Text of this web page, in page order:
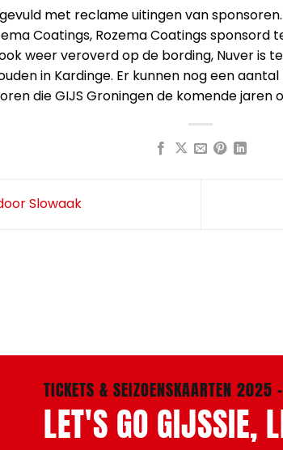
met reclame uitingen van
Coatings, Rozema Coatings sponsord
weer veroverd op de bording, Nuver is
in Kardinge. Er kunnen nog een
die GIJS Groningen de komende jaren
Slowaak
TICKETS & SEIZOENSKAARTEN
LET'S GO GIJSSIE,